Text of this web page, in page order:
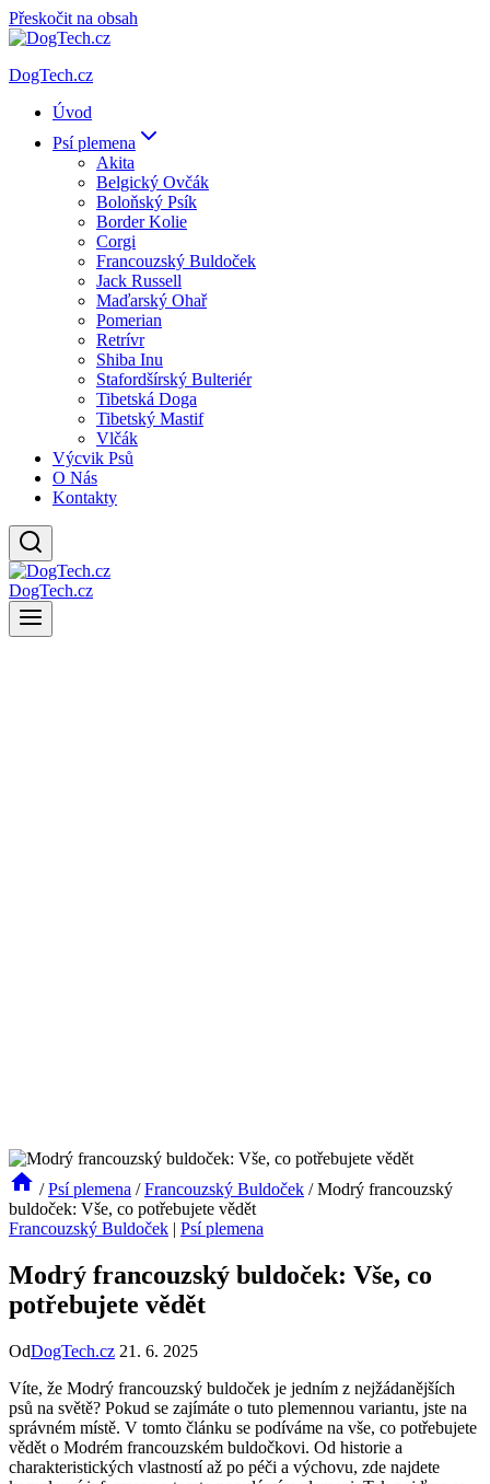
Přeskočit na obsah
DogTech.cz
Úvod
Psí plemena
Akita
Belgický Ovčák
Boloňský Psík
Border Kolie
Corgi
Francouzský Buldoček
Jack Russell
Maďarský Ohař
Pomerian
Retrívr
Shiba Inu
Stafordšírský Bulteriér
Tibetská Doga
Tibetský Mastif
Vlčák
Výcvik Psů
O Nás
Kontakty
DogTech.cz
/ Psí plemena / Francouzský Buldoček / Modrý francouzský
buldoček: Vše, co potřebujete vědět
Francouzský Buldoček | Psí plemena
Modrý francouzský buldoček: Vše, co
potřebujete vědět
OdDogTech.cz 21. 6. 2025
Víte, že Modrý francouzský buldoček je jedním z nejžádanějších
psů na světě? Pokud se zajímáte o tuto plemennou variantu, jste na
správném místě. V tomto článku se podíváme na vše, co potřebujete
vědět o Modrém francouzském buldočkovi. Od historie a
charakteristických vlastností až po péči a výchovu, zde najdete